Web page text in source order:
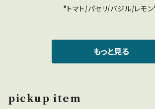
優雅な時間をお楽しみくださ
期待できます。リビングや寝
での活用がおすすめです。 ・
燃えやすいものの近くや風の
"トマト/パセリ/バジル/レモン
iko Dafkosが、ギリシャに
ごした長い夏にインスパイア
もっと見る
pickup item